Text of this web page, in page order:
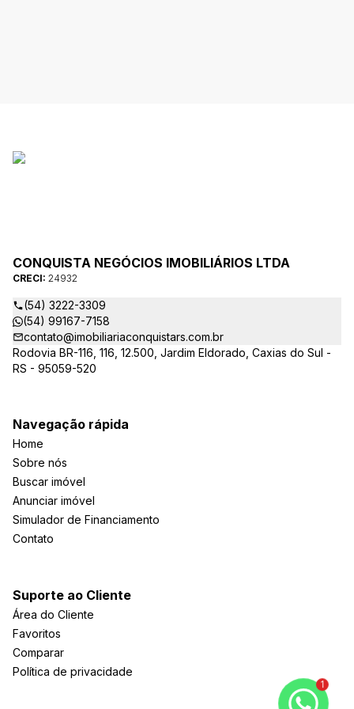
CONQUISTA NEGÓCIOS IMOBILIÁRIOS LTDA
CRECI: 24932
(54) 3222-3309
(54) 99167-7158
contato@imobiliariaconquistars.com.br
Rodovia BR-116, 116, 12.500, Jardim Eldorado, Caxias do Sul -
RS - 95059-520
Navegação rápida
Home
Sobre nós
Buscar imóvel
Anunciar imóvel
Simulador de Financiamento
Contato
Suporte ao Cliente
Área do Cliente
Favoritos
Comparar
Política de privacidade
1